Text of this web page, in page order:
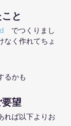
と
でつくりまし
なく作れてちょ
るかも
望
れば以下よりお